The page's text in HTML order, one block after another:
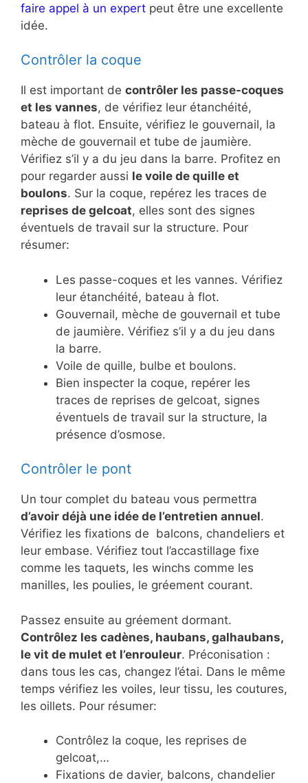
faire appel à un expert peut être une excellente
idée.
Contrôler la coque
Il est important de contrôler les passe-coques
et les vannes, de vérifiez leur étanchéité,
bateau à flot. Ensuite, vérifiez le gouvernail, la
mèche de gouvernail et tube de jaumière.
Vérifiez s’il y a du jeu dans la barre. Profitez en
pour regarder aussi le voile de quille et
boulons. Sur la coque, repérez les traces de
reprises de gelcoat, elles sont des signes
éventuels de travail sur la structure. Pour
résumer:
Les passe-coques et les vannes. Vérifiez
leur étanchéité, bateau à flot.
Gouvernail, mèche de gouvernail et tube
de jaumière. Vérifiez s’il y a du jeu dans
la barre.
Voile de quille, bulbe et boulons.
Bien inspecter la coque, repérer les
traces de reprises de gelcoat, signes
éventuels de travail sur la structure, la
présence d’osmose.
Contrôler le pont
Un tour complet du bateau vous permettra
d’avoir déjà une idée de l’entretien annuel.
Vérifiez les fixations de balcons, chandeliers et
leur embase. Vérifiez tout l’accastillage fixe
comme les taquets, les winchs comme les
manilles, les poulies, le gréement courant.
Passez ensuite au gréement dormant.
Contrôlez les cadènes, haubans, galhaubans,
le vit de mulet et l’enrouleur. Préconisation :
dans tous les cas, changez l’étai. Dans le même
temps vérifiez les voiles, leur tissu, les coutures,
les oillets. Pour résumer:
Contrôlez la coque, les reprises de
gelcoat,…
Fixations de davier, balcons, chandelier